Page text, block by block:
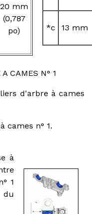
20 mm
(0,787
po)
*c 13 mm
A CAMES N° 1
d'arbre à cames
cames n° 1.
à
1